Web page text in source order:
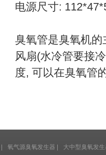
电源尺寸:
臭氧管是臭氧机
风扇(水冷管要接
度, 可以在臭氧管
氧气源臭氧发生器 大中型臭氧发